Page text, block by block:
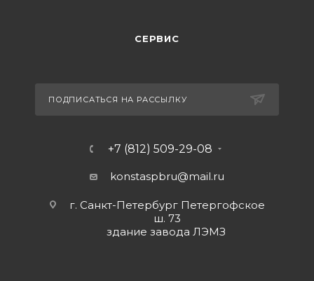
СЕРВИС
ПОДПИСАТЬСЯ НА РАССЫЛКУ
+7 (812) 509-29-08
konstaspbru@mail.ru
г. Санкт-Петербург Петергофское
ш. 73
здание завода ЛЭМЗ